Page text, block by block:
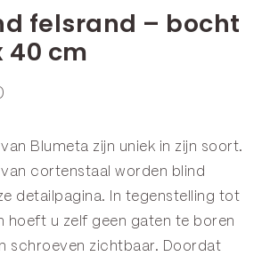
felsrand – bocht
40 cm
Blumeta zijn uniek in zijn soort.
cortenstaal worden blind
detailpagina. In tegenstelling tot
hoeft u zelf geen gaten te boren
schroeven zichtbaar. Doordat